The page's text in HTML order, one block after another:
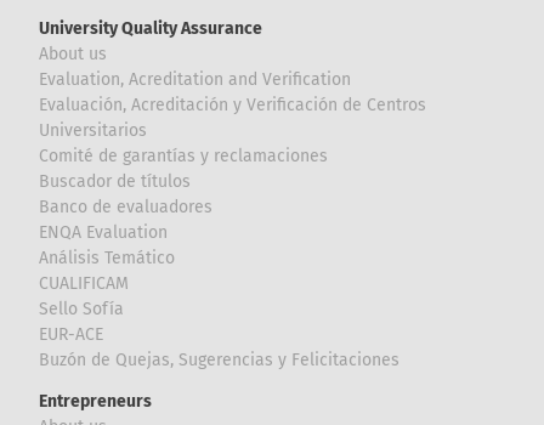
University Quality Assurance
About us
Evaluation, Acreditation and Verification
Evaluación, Acreditación y Verificación de Centros
Universitarios
Comité de garantías y reclamaciones
Buscador de títulos
Banco de evaluadores
ENQA Evaluation
Análisis Temático
CUALIFICAM
Sello Sofía
EUR-ACE
Buzón de Quejas, Sugerencias y Felicitaciones
Entrepreneurs